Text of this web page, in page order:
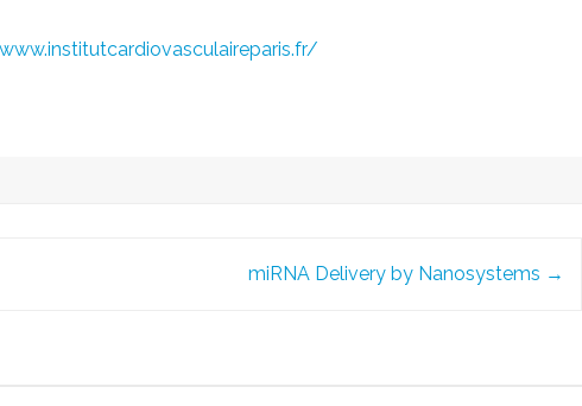
miRNA Delivery by Nanosystems →